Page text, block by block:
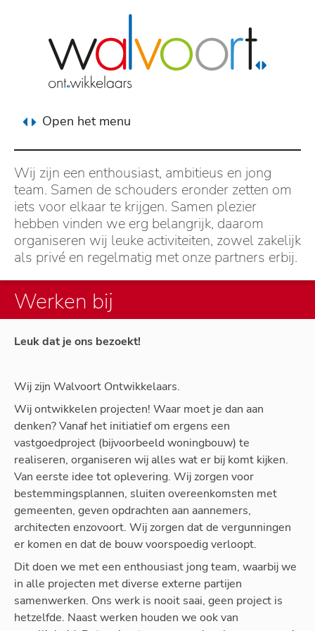
Wij zijn een enthousiast, ambitieus en jong
team. Samen de schouders eronder zetten om
iets voor elkaar te krijgen. Samen plezier
hebben vinden we erg belangrijk, daarom
organiseren wij leuke activiteiten, zowel zakelijk
als privé en regelmatig met onze partners erbij.
Open het menu
Leuk dat je ons bezoekt!
Wij zijn Walvoort Ontwikkelaars.
Wij ontwikkelen projecten! Waar moet je dan aan
denken? Vanaf het initiatief om ergens een
vastgoedproject (bijvoorbeeld woningbouw) te
realiseren, organiseren wij alles wat er bij komt kijken.
Van eerste idee tot oplevering. Wij zorgen voor
bestemmingsplannen, sluiten overeenkomsten met
gemeenten, geven opdrachten aan aannemers,
architecten enzovoort. Wij zorgen dat de vergunningen
er komen en dat de bouw voorspoedig verloopt.
Dit doen we met een enthousiast jong team, waarbij we
in alle projecten met diverse externe partijen
samenwerken. Ons werk is nooit saai, geen project is
hetzelfde. Naast werken houden we ook van
Werken bij